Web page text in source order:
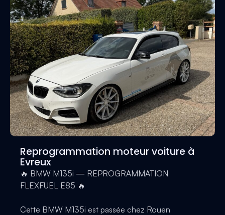
Reprogrammation moteur voiture à
Evreux
🔥 BMW M135i — REPROGRAMMATION
FLEXFUEL E85 🔥
Cette BMW M135i est passée chez Rouen